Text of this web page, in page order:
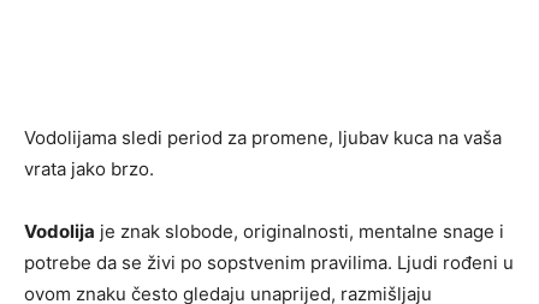
Vodolijama sledi period za promene, ljubav kuca na vaša
vrata jako brzo.
Vodolija je znak slobode, originalnosti, mentalne snage i
potrebe da se živi po sopstvenim pravilima. Ljudi rođeni u
ovom znaku često gledaju unaprijed, razmišljaju